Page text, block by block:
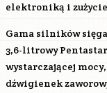
elektroniką i
Gama silników
3,6-litrowy
wystarczającej
dźwigienek